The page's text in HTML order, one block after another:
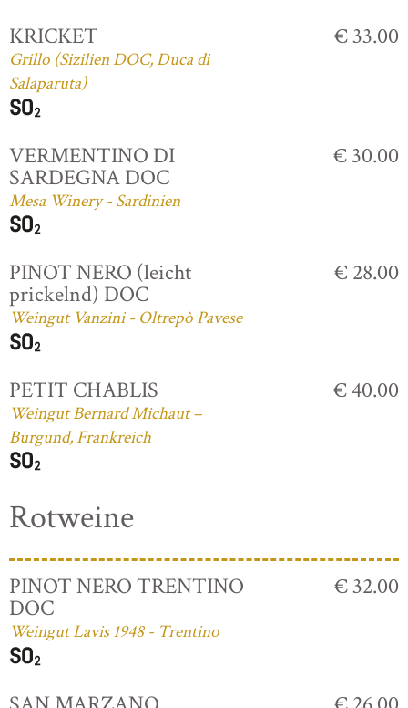
KRICKET
Grillo (Sizilien DOC, Duca di
Salaparuta)
€ 33.00
VERMENTINO DI
SARDEGNA DOC
Mesa Winery - Sardinien
€ 30.00
PINOT NERO (leicht
prickelnd) DOC
Weingut Vanzini - Oltrepò Pavese
€ 28.00
PETIT CHABLIS
Weingut Bernard Michaut –
Burgund, Frankreich
€ 40.00
Rotweine
PINOT NERO TRENTINO
DOC
Weingut Lavis 1948 - Trentino
€ 32.00